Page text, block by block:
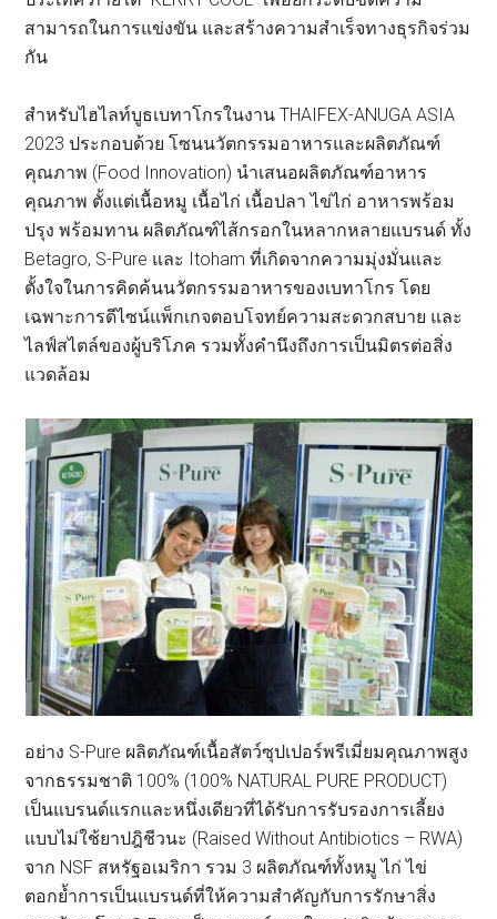
สามารถในการแข่งขัน และสร้างความสำเร็จทางธุรกิจร่วม
กัน
สำหรับไฮไลท์บูธเบทาโกรในงาน THAIFEX-ANUGA ASIA
2023 ประกอบด้วย โซนนวัตกรรมอาหารและผลิตภัณฑ์
คุณภาพ (Food Innovation) นำเสนอผลิตภัณฑ์อาหาร
คุณภาพ ตั้งแต่เนื้อหมู เนื้อไก่ เนื้อปลา ไข่ไก่ อาหารพร้อม
ปรุง พร้อมทาน ผลิตภัณฑ์ไส้กรอกในหลากหลายแบรนด์ ทั้ง
Betagro, S-Pure และ Itoham ที่เกิดจากความมุ่งมั่นและ
ตั้งใจในการคิดค้นนวัตกรรมอาหารของเบทาโกร โดย
เฉพาะการดีไซน์แพ็กเกจตอบโจทย์ความสะดวกสบาย และ
ไลฟ์สไตล์ของผู้บริโภค รวมทั้งคำนึงถึงการเป็นมิตรต่อสิ่ง
แวดล้อม
อย่าง S-Pure ผลิตภัณฑ์เนื้อสัตว์ซุปเปอร์พรีเมี่ยมคุณภาพสูง
จากธรรมชาติ 100% (100% NATURAL PURE PRODUCT)
เป็นแบรนด์แรกและหนึ่งเดียวที่ได้รับการรับรองการเลี้ยง
แบบไม่ใช้ยาปฎิชีวนะ (Raised Without Antibiotics – RWA)
จาก NSF สหรัฐอเมริกา รวม 3 ผลิตภัณฑ์ทั้งหมู ไก่ ไข่
ตอกย้ำการเป็นแบรนด์ที่ให้ความสำคัญกับการรักษาสิ่ง